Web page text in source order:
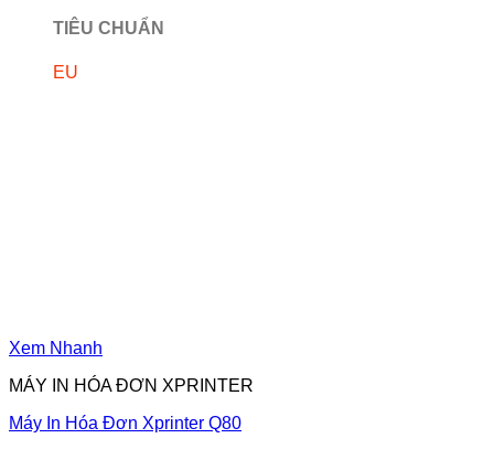
TIÊU CHUẨN
EU
Xem Nhanh
MÁY IN HÓA ĐƠN XPRINTER
Máy In Hóa Đơn Xprinter Q80